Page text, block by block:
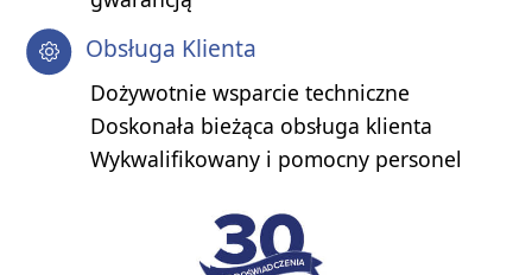
Obsługa Klienta
Dożywotnie wsparcie techniczne
Doskonała bieżąca obsługa klienta
Wykwalifikowany i pomocny personel